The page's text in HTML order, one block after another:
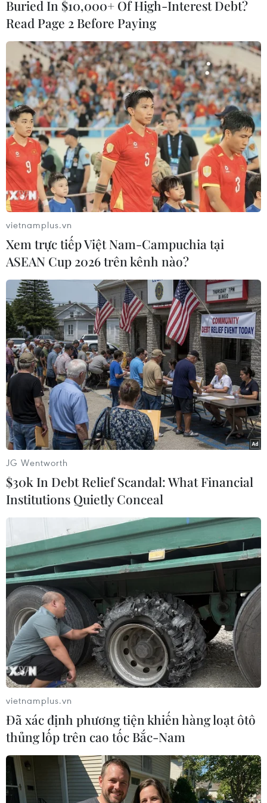
chuyến Latin tour, Thùy Tiên có cơ hội đến
nhiều quốc gia tại châu Mỹ tham gia nhiều hoạt
động thiện nguyện.
Thùy Tiên cho biết cô mong muốn đi đến nhiều
quốc gia hơn để giúp đỡ và lan tỏa tình yêu
thương, thực hiện sứ mệnh của một Hoa hậu
đồng thời hiện thực hóa tâm nguyện của mình./.
Grand International Nguyễn Thúc Thùy Tiên. (Ảnh: CTV)
(Vietnam+)
#Miss Grand International
#Nguyễn Thúc Thùy Tiên
#Dự án thiện nguyện
#Trẻ em mồ côi #Nước sạch
Theo dõi VietnamPlus
TIN LIÊN QUAN
Buried In $10,000+ Of High-Interest Debt?
Read Page 2 Before Paying
vietnamplus.vn
Xem trực tiếp Việt Nam-Campuchia tại
ASEAN Cup 2026 trên kênh nào?
JG Wentworth
$30k In Debt Relief Scandal: What Financial
Institutions Quietly Conceal
vietnamplus.vn
Đã xác định phương tiện khiến hàng loạt ôtô
thủng lốp trên cao tốc Bắc-Nam